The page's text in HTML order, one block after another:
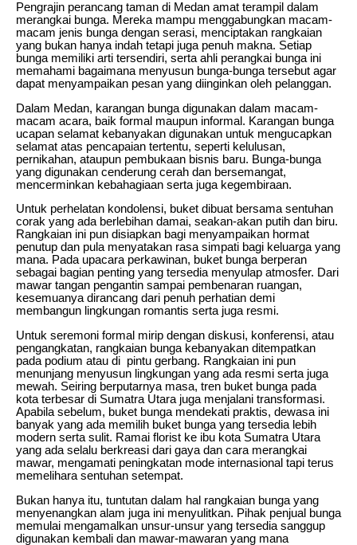
Pengrajin perancang taman di Medan amat terampil dalam
merangkai bunga. Mereka mampu menggabungkan macam-
macam jenis bunga dengan serasi, menciptakan rangkaian
yang bukan hanya indah tetapi juga penuh makna. Setiap
bunga memiliki arti tersendiri, serta ahli perangkai bunga ini
memahami bagaimana menyusun bunga-bunga tersebut agar
dapat menyampaikan pesan yang diinginkan oleh pelanggan.
Dalam Medan, karangan bunga digunakan dalam macam-
macam acara, baik formal maupun informal. Karangan bunga
ucapan selamat kebanyakan digunakan untuk mengucapkan
selamat atas pencapaian tertentu, seperti kelulusan,
pernikahan, ataupun pembukaan bisnis baru. Bunga-bunga
yang digunakan cenderung cerah dan bersemangat,
mencerminkan kebahagiaan serta juga kegembiraan.
Untuk perhelatan kondolensi, buket dibuat bersama sentuhan
corak yang ada berlebihan damai, seakan-akan putih dan biru.
Rangkaian ini pun disiapkan bagi menyampaikan hormat
penutup dan pula menyatakan rasa simpati bagi keluarga yang
mana. Pada upacara perkawinan, buket bunga berperan
sebagai bagian penting yang tersedia menyulap atmosfer. Dari
mawar tangan pengantin sampai pembenaran ruangan,
kesemuanya dirancang dari penuh perhatian demi
membangun lingkungan romantis serta juga resmi.
Untuk seremoni formal mirip dengan diskusi, konferensi, atau
pengangkatan, rangkaian bunga kebanyakan ditempatkan
pada podium atau di pintu gerbang. Rangkaian ini pun
menunjang menyusun lingkungan yang ada resmi serta juga
mewah. Seiring berputarnya masa, tren buket bunga pada
kota terbesar di Sumatra Utara juga menjalani transformasi.
Apabila sebelum, buket bunga mendekati praktis, dewasa ini
banyak yang ada memilih buket bunga yang tersedia lebih
modern serta sulit. Ramai florist ke ibu kota Sumatra Utara
yang ada selalu berkreasi dari gaya dan cara merangkai
mawar, mengamati peningkatan mode internasional tapi terus
memelihara sentuhan setempat.
Bukan hanya itu, tuntutan dalam hal rangkaian bunga yang
menyenangkan alam juga ini menyulitkan. Pihak penjual bunga
memulai mengamalkan unsur-unsur yang tersedia sanggup
digunakan kembali dan mawar-mawaran yang mana